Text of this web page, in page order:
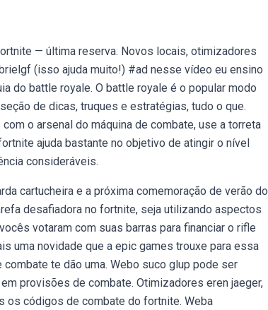
— última reserva. Novos locais, otimizadores
(isso ajuda muito!) #ad nesse vídeo eu ensino
do battle royale. O battle royale é o popular modo
de dicas, truques e estratégias, tudo o que.
o arsenal do máquina de combate, use a torreta
ajuda bastante no objetivo de atingir o nível
consideráveis.
cartucheira e a próxima comemoração de verão do
desafiadora no fortnite, seja utilizando aspectos
votaram com suas barras para financiar o rifle
uma novidade que a epic games trouxe para essa
te dão uma. Webo suco glup pode ser
provisões de combate. Otimizadores eren jaeger,
os códigos de combate do fortnite. Weba